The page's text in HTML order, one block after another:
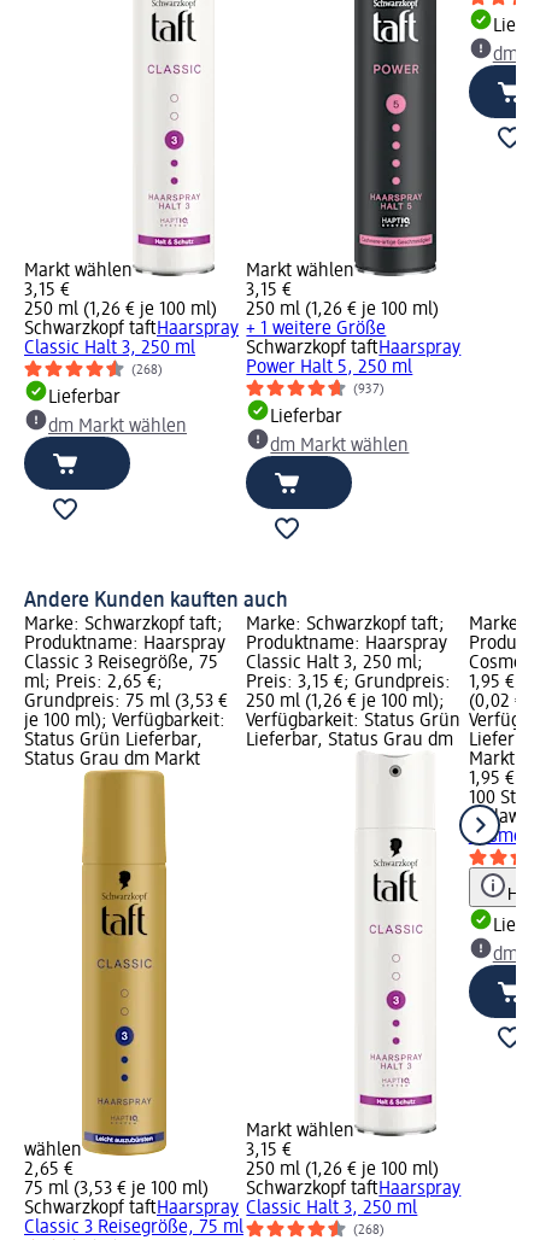
Markt wählen
3,15 €
250 ml (1,26 € je 100 ml)
Schwarzkopf taftHaarspray
Classic Halt 3, 250 ml
(268)
Lieferbar
dm Markt wählen
Markt wählen
3,15 €
250 ml (1,26 € je 100 ml)
+ 1 weitere Größe
Schwarzkopf taftHaarspray
Power Halt 5, 250 ml
(937)
Lieferbar
dm Markt wählen
dm
Andere Kunden kauften auch
Marke: Schwarzkopf taft;
Produktname: Haarspray
Classic 3 Reisegröße, 75
ml; Preis: 2,65 €;
Grundpreis: 75 ml (3,53 €
je 100 ml); Verfügbarkeit:
Status Grün Lieferbar,
Status Grau dm Markt
wählen
2,65 €
75 ml (3,53 € je 100 ml)
Schwarzkopf taftHaarspray
Classic 3 Reisegröße, 75 ml
Marke: Schwarzkopf taft;
Produktname: Haarspray
Classic Halt 3, 250 ml;
Preis: 3,15 €; Grundpreis:
250 ml (1,26 € je 100 ml);
Verfügbarkeit: Status Grün
Lieferbar, Status Grau dm
Markt wählen
3,15 €
250 ml (1,26 € je 100 ml)
Schwarzkopf taftHaarspray
Classic Halt 3, 250 ml
(268)
Marke:
1,95 €;
(0,02 €
Markt
1,95 €
100 St
Bellawa
dm